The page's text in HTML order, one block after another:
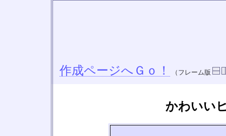
作成ページへＧｏ！ （フレーム版
かわいい